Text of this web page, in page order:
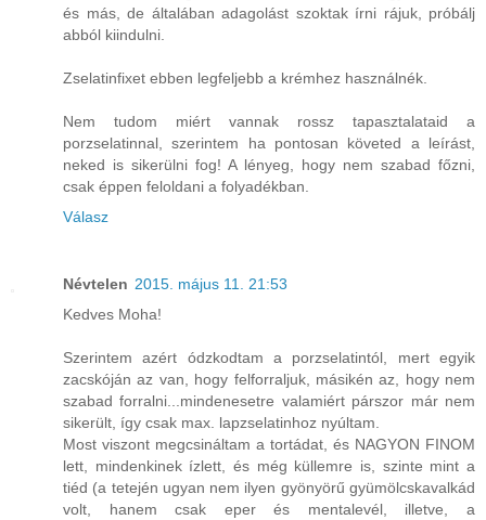
és más, de általában adagolást szoktak írni rájuk, próbálj
abból kiindulni.
Zselatinfixet ebben legfeljebb a krémhez használnék.
Nem tudom miért vannak rossz tapasztalataid a
porzselatinnal, szerintem ha pontosan követed a leírást,
neked is sikerülni fog! A lényeg, hogy nem szabad főzni,
csak éppen feloldani a folyadékban.
Válasz
Névtelen 2015. május 11. 21:53
Kedves Moha!
Szerintem azért ódzkodtam a porzselatintól, mert egyik
zacskóján az van, hogy felforraljuk, másikén az, hogy nem
szabad forralni...mindenesetre valamiért párszor már nem
sikerült, így csak max. lapzselatinhoz nyúltam.
Most viszont megcsináltam a tortádat, és NAGYON FINOM
lett, mindenkinek ízlett, és még küllemre is, szinte mint a
tiéd (a tetején ugyan nem ilyen gyönyörű gyümölcskavalkád
volt, hanem csak eper és mentalevél, illetve, a